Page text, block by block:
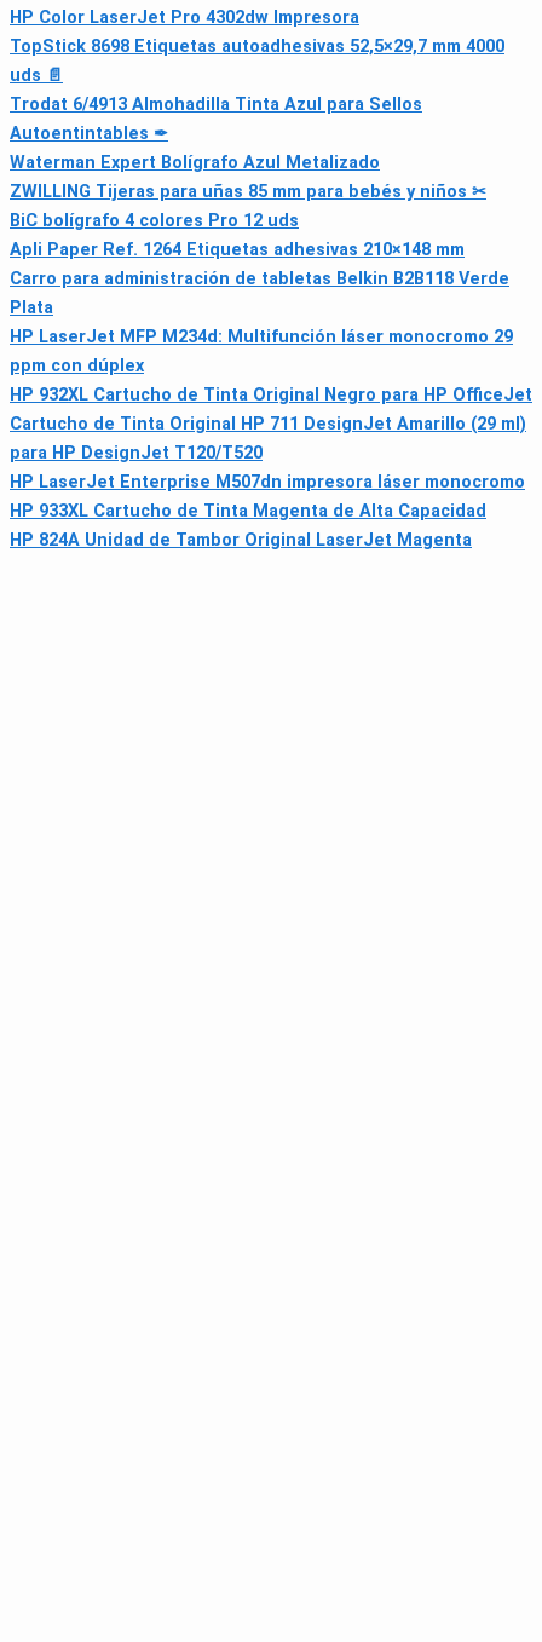
HP Color LaserJet Pro 4302dw Impresora
TopStick 8698 Etiquetas autoadhesivas 52,5×29,7 mm 4000
uds 📄
Trodat 6/4913 Almohadilla Tinta Azul para Sellos
Autoentintables ✒
Waterman Expert Bolígrafo Azul Metalizado
ZWILLING Tijeras para uñas 85 mm para bebés y niños ✂
BiC bolígrafo 4 colores Pro 12 uds
Apli Paper Ref. 1264 Etiquetas adhesivas 210×148 mm
Carro para administración de tabletas Belkin B2B118 Verde
Plata
HP LaserJet MFP M234d: Multifunción láser monocromo 29
ppm con dúplex
HP 932XL Cartucho de Tinta Original Negro para HP OfficeJet
Cartucho de Tinta Original HP 711 DesignJet Amarillo (29 ml)
para HP DesignJet T120/T520
HP LaserJet Enterprise M507dn impresora láser monocromo
HP 933XL Cartucho de Tinta Magenta de Alta Capacidad
HP 824A Unidad de Tambor Original LaserJet Magenta